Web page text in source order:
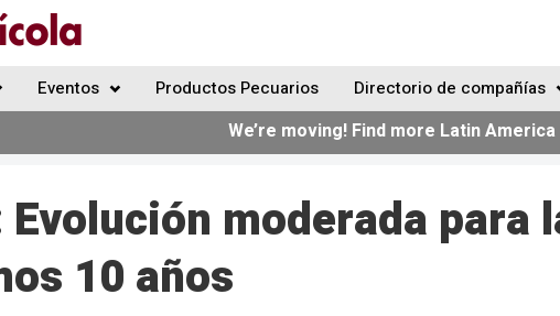
Eventos Productos Pecuarios Directorio de compañías
We’re moving! Find more Latin
moderada para
10 años